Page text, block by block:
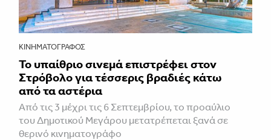
ΚΙΝΗΜΑΤΟΓΡΆΦΟΣ
Το υπαίθριο σινεμά επιστρέφει στον
Στρόβολο για τέσσερις βραδιές κάτω
από τα αστέρια
Από τις 3 μέχρι τις 6 Σεπτεμβρίου, το προαύλιο
του Δημοτικού Μεγάρου μετατρέπεται ξανά σε
θερινό κινηματογράφο